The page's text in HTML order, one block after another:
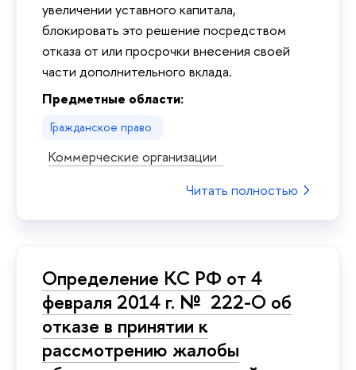
увеличении уставного капитала,
блокировать это решение посредством
отказа от или просрочки внесения своей
части дополнительного вклада.
Предметные области:
Гражданское право
Коммерческие организации
Читать полностью
Определение КС РФ от 4
февраля 2014 г. № 222-О об
отказе в принятии к
рассмотрению жалобы